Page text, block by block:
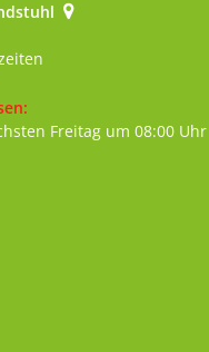
weitere Öffnungs- oder
Freitag um 08:00 Uhr